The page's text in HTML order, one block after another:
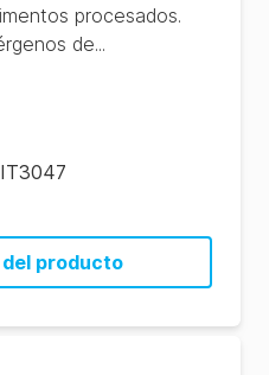
procesados.
de...
producto